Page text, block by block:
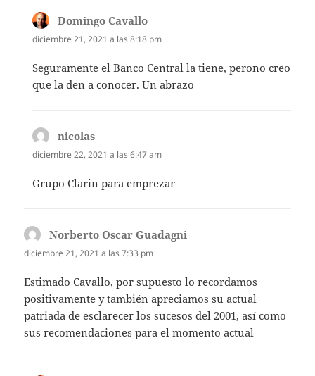
Domingo Cavallo
diciembre 21, 2021 a las 8:18 pm
Seguramente el Banco Central la tiene, perono creo
que la den a conocer. Un abrazo
nicolas
diciembre 22, 2021 a las 6:47 am
Grupo Clarin para emprezar
Norberto Oscar Guadagni
diciembre 21, 2021 a las 7:33 pm
Estimado Cavallo, por supuesto lo recordamos
positivamente y también apreciamos su actual
patriada de esclarecer los sucesos del 2001, así como
sus recomendaciones para el momento actual